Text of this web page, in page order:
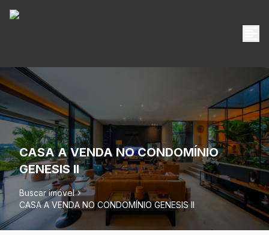
CASA A VENDA NO CONDOMÍNIO
GENESIS II
Buscar imóvel
CASA A VENDA NO CONDOMÍNIO GENESIS II